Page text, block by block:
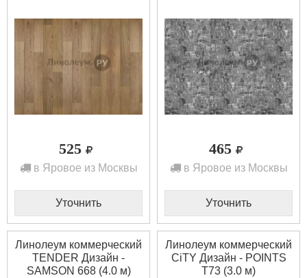
525
в Яровое из Москвы
Уточнить
465
в Яровое из Москвы
Уточнить
Линолеум коммерческий
TENDER Дизайн -
SAMSON 668 (4.0 м)
Линолеум коммерческий
CiTY Дизайн - POINTS
T73 (3.0 м)